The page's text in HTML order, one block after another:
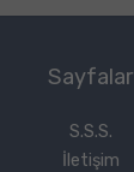
Sayfalar
S.S.S.
İletişim